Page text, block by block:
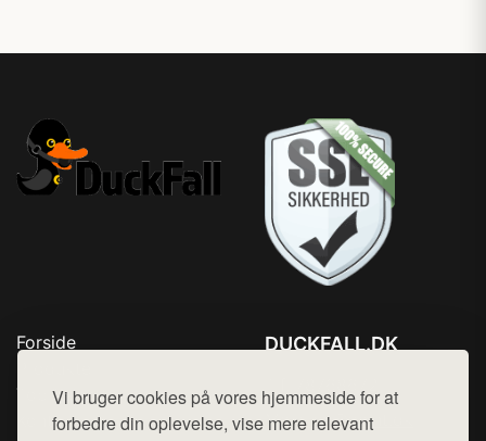
Vi bruger cookies på vores hjemmeside for at
forbedre din oplevelse, vise mere relevant
Forside
Top Rabatter
Kontakt
DUCKFALL.DK
Mail: hej@want.dk